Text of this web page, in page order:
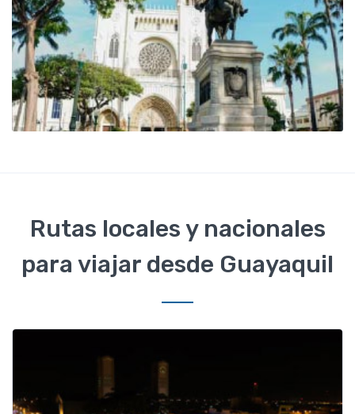
Rutas locales y nacionales
para viajar desde Guayaquil